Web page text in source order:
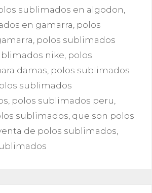
sublimados en algodon,
en gamarra, polos
, polos sublimados
nike, polos
damas, polos sublimados
sublimados
, polos sublimados peru,
sublimados, que son polos
de polos sublimados,